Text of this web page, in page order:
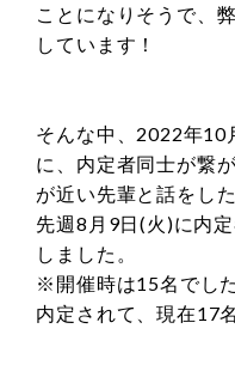
ことになりそうで、
しています！
そんな中、2022年10
に、内定者同士が繋
が近い先輩と話をし
先週8月9日(火)に内
しました。
※開催時は15名でし
内定されて、現在17